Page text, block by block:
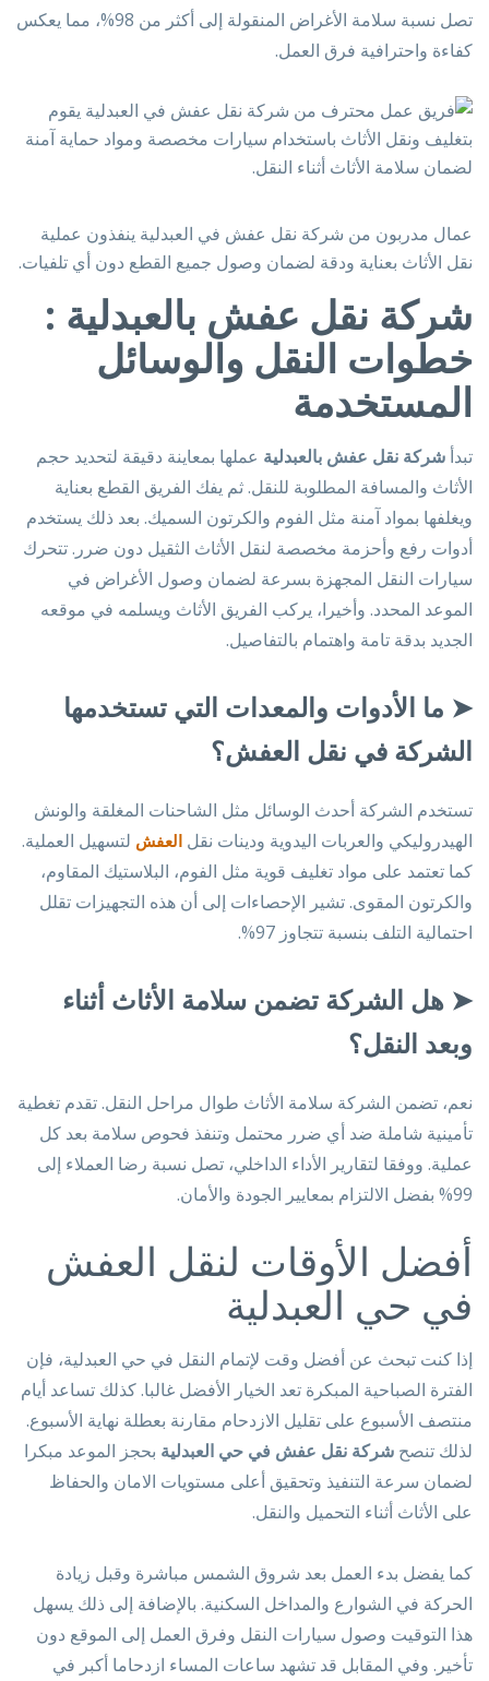
تصل نسبة سلامة الأغراض المنقولة إلى أكثر من 98%، مما يعكس
كفاءة واحترافية فرق العمل.
عمال مدربون من شركة نقل عفش في العبدلية ينفذون عملية
نقل الأثاث بعناية ودقة لضمان وصول جميع القطع دون أي تلفيات.
شركة نقل عفش بالعبدلية :
خطوات النقل والوسائل
المستخدمة
تبدأ شركة نقل عفش بالعبدلية عملها بمعاينة دقيقة لتحديد حجم
الأثاث والمسافة المطلوبة للنقل. ثم يفك الفريق القطع بعناية
ويغلفها بمواد آمنة مثل الفوم والكرتون السميك. بعد ذلك يستخدم
أدوات رفع وأحزمة مخصصة لنقل الأثاث الثقيل دون ضرر. تتحرك
سيارات النقل المجهزة بسرعة لضمان وصول الأغراض في
الموعد المحدد. وأخيرا، يركب الفريق الأثاث ويسلمه في موقعه
الجديد بدقة تامة واهتمام بالتفاصيل.
➤ ما الأدوات والمعدات التي تستخدمها
الشركة في نقل العفش؟
تستخدم الشركة أحدث الوسائل مثل الشاحنات المغلقة والونش
الهيدروليكي والعربات اليدوية ودينات نقل العفش لتسهيل العملية.
كما تعتمد على مواد تغليف قوية مثل الفوم، البلاستيك المقاوم،
والكرتون المقوى. تشير الإحصاءات إلى أن هذه التجهيزات تقلل
احتمالية التلف بنسبة تتجاوز 97%.
➤ هل الشركة تضمن سلامة الأثاث أثناء
وبعد النقل؟
نعم، تضمن الشركة سلامة الأثاث طوال مراحل النقل. تقدم تغطية
تأمينية شاملة ضد أي ضرر محتمل وتنفذ فحوص سلامة بعد كل
عملية. ووفقا لتقارير الأداء الداخلي، تصل نسبة رضا العملاء إلى
99% بفضل الالتزام بمعايير الجودة والأمان.
أفضل الأوقات لنقل العفش
في حي العبدلية
إذا كنت تبحث عن أفضل وقت لإتمام النقل في حي العبدلية، فإن
الفترة الصباحية المبكرة تعد الخيار الأفضل غالبا. كذلك تساعد أيام
منتصف الأسبوع على تقليل الازدحام مقارنة بعطلة نهاية الأسبوع.
لذلك تنصح شركة نقل عفش في حي العبدلية بحجز الموعد مبكرا
لضمان سرعة التنفيذ وتحقيق أعلى مستويات الامان والحفاظ
على الأثاث أثناء التحميل والنقل.
كما يفضل بدء العمل بعد شروق الشمس مباشرة وقبل زيادة
الحركة في الشوارع والمداخل السكنية. بالإضافة إلى ذلك يسهل
هذا التوقيت وصول سيارات النقل وفرق العمل إلى الموقع دون
تأخير. وفي المقابل قد تشهد ساعات المساء ازدحاما أكبر في